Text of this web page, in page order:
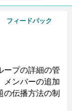
フィードバック
ープの詳細の管
メンバーの追加
の伝播方法の制